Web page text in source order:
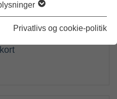
Privatlivs og cookie-politik